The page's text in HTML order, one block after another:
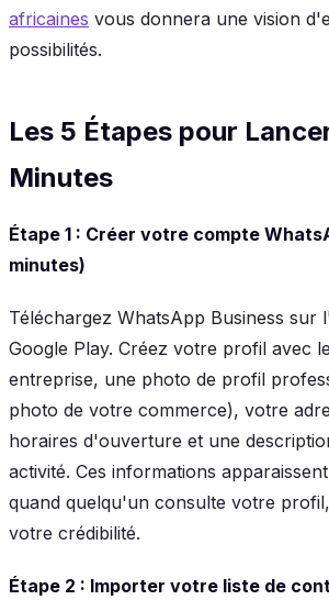
africaines vous donnera une vision
possibilités.
Les 5 Étapes pour
Minutes
Étape 1 : Créer votre compte
minutes)
Téléchargez WhatsApp Business sur
Google Play. Créez votre profil avec
entreprise, une photo de profil
photo de votre commerce), votre
horaires d'ouverture et une
activité. Ces informations
quand quelqu'un consulte votre
votre crédibilité.
Étape 2 : Importer votre liste de